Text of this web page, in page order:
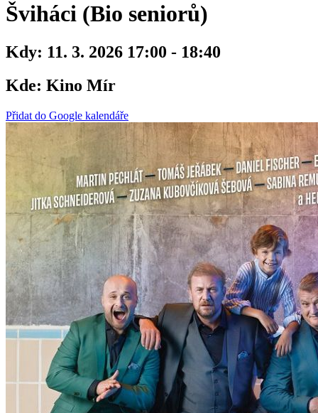
Šviháci (Bio seniorů)
Kdy: 11. 3. 2026 17:00 - 18:40
Kde: Kino Mír
Přidat do Google kalendáře